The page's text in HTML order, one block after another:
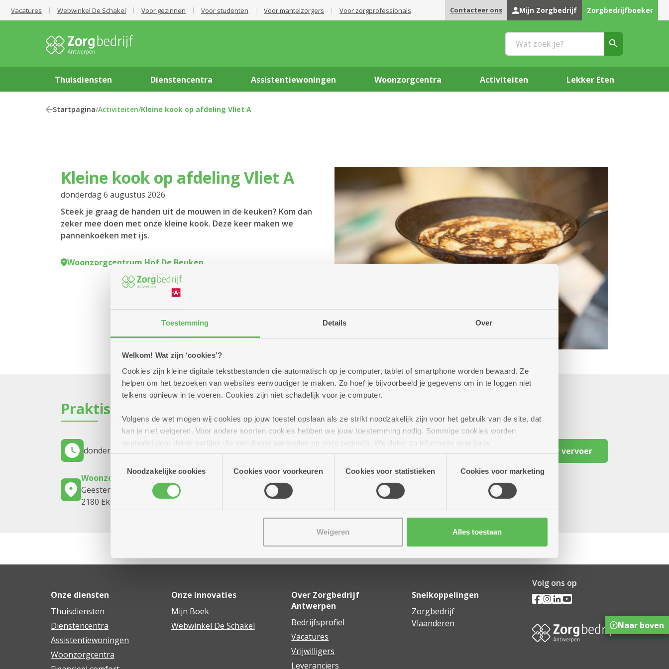
Toestemming Details Over
Welkom! Wat zijn ‘cookies’?
Cookies zijn kleine digitale tekstbestanden die automatisch op je computer, tablet of smartphone worden bewaard. Ze
helpen om het bezoeken van websites eenvoudiger te maken. Zo hoef je bijvoorbeeld je gegevens om in te loggen niet
telkens opnieuw in te voeren. Cookies zijn niet schadelijk voor je computer.
Volgens de wet mogen wij cookies op jouw toestel opslaan als ze strikt noodzakelijk zijn voor het gebruik van de site, dat
kan je niet weigeren. Voor andere soorten cookies hebben we jouw toestemming nodig. Sommige cookies worden
geplaatst door derde partijen die een dienst aanbieden op onze pagina's. We delen zo informatie over jouw
(geanonimiseerd) gebruik van onze site voor social media, advertenties en analyse. Deze partners kunnen deze gegevens
Noodzakelijke cookies
Cookies voor voorkeuren Cookies voor statistieken Cookies voor marketing
Weigeren Alles toestaan
Vacatures Webwinkel De Schakel Voor gezinnen Voor studenten Voor mantelzorgers Voor zorgprofessionals Contacteer ons Mijn Zorgbedrijf Zorgbedrijfboeker
Thuisdiensten Dienstencentra Assistentiewoningen Woonzorgcentra Activiteiten Lekker Eten
Startpagina/Activiteiten/Kleine kook op afdeling Vliet A
Kleine kook op afdeling Vliet A
donderdag 6 augustus 2026
Steek je graag de handen uit de mouwen in de keuken? Kom dan
zeker mee doen met onze kleine kook. Deze keer maken we
pannenkoeken met ijs.
Woonzorgcentrum Hof De Beuken
Praktisch
donderdag 6 augustus 2026 Reserveer vervoer
Woonzorgcentrum Hof De Beuken
Geestenspoor 73
2180 Ekeren
Onze diensten
Thuisdiensten
Dienstencentra
Assistentiewoningen
Woonzorgcentra
Onze innovaties
Mijn Boek
Webwinkel De Schakel
Over Zorgbedrijf
Antwerpen
Bedrijfsprofiel
Vacatures
Vrijwilligers
Leveranciers
Snelkoppelingen
Zorgbedrijf
Vlaanderen
Volg ons op
Naar boven